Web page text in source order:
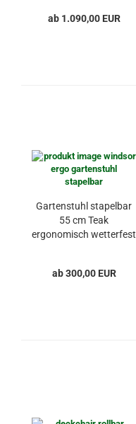
ab 1.090,00 EUR
Gartenstuhl stapelbar
55 cm Teak
ergonomisch wetterfest
ab 300,00 EUR